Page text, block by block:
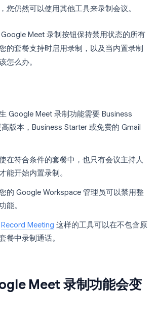
您仍然可以使用其他工具来录制会议。
Meet 录制按钮保持禁用状态的所有
的套餐支持时启用录制，以及当内置录制
怎么办。
Google Meet 录制功能需要 Business
版本，Business Starter 或免费的 Gmail
在符合条件的套餐中，也只有会议主持人
能开始内置录制。
您的 Google Workspace 管理员可以禁用整
能。
Record Meeting 这样的工具可以在不包含原
餐中录制通话。
Meet 录制功能会变